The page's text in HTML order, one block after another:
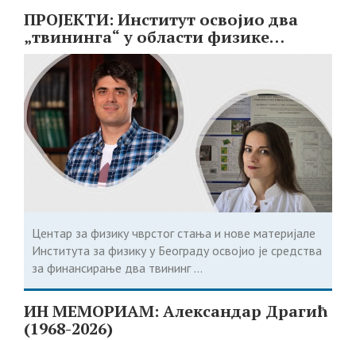
ПРОЈЕКТИ: Институт освојио два
„твининга“ у области физике
чврстог стања
Центар за физику чврстог стања и нове материјале
Института за физику у Београду освојио је средства
за финансирање два твининг ...
ИН МЕМОРИАМ: Александар Драгић
(1968-2026)